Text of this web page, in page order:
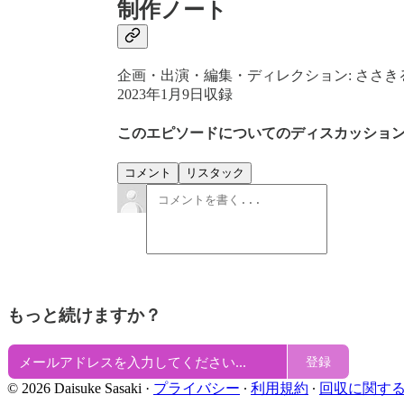
制作ノート
企画・出演・編集・ディレクション: ささき
2023年1月9日収録
このエピソードについてのディスカッショ
コメント リスタック
もっと続けますか？
登録
© 2026 Daisuke Sasaki · プライバシー ∙ 利用規約 ∙ 回収に関す